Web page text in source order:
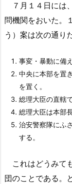
７月１４日には
問機関をおいた。
う）案は次の通り
事変・暴動に備
中央に本部を置
を置く。
総理大臣の直轄
総理大臣は本部
治安警察隊にふ
する。
これはどうみて
団のことである。